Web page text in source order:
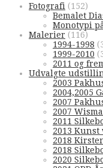
Fotografi (152)
Bemalet
Monotypi
Malerier (116)
1994-1998
1999-2010
2011 og
Udvalgte
2003
2004,2005
2007
2007
2011
2013 Kunst
2018
2018
2020